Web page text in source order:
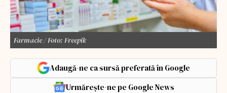
Farmacie / Foto: Freepik
Adaugă-ne ca sursă preferată în Google
Urmărește-ne pe Google News